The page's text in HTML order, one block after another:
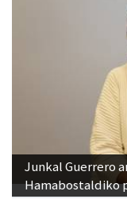
Junkal Guerrero
Hamabostaldiko